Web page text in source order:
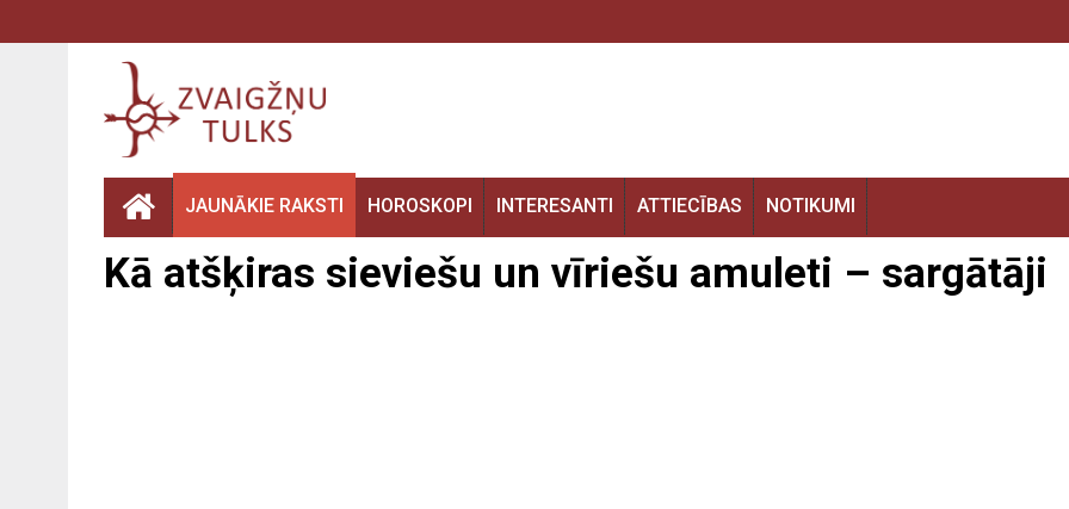
JAUNĀKIE RAKSTI HOROSKOPI INTERESANTI ATTIECĪBAS NOTIKUMI
Kā atšķiras sieviešu un vīriešu amuleti – sargātāji